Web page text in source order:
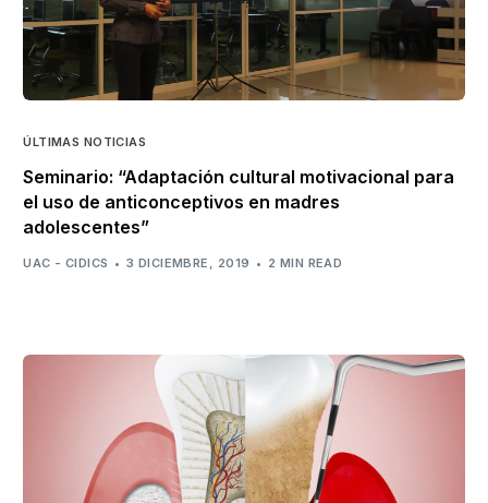
ÚLTIMAS NOTICIAS
Seminario: “Adaptación cultural motivacional para
el uso de anticonceptivos en madres
adolescentes”
UAC - CIDICS 3 DICIEMBRE, 2019 2 MIN READ